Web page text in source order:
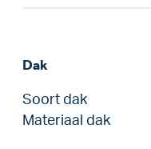
Dak
Soort dak
Materiaal dak